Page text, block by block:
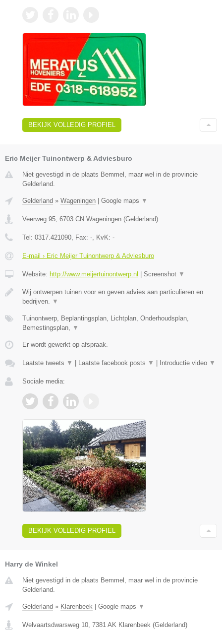
BEKIJK VOLLEDIG PROFIEL
Eric Meijer Tuinontwerp & Adviesburo
Niet gevestigd in de plaats Bemmel, maar wel in de provincie
Gelderland.
Gelderland » Wageningen Google maps ▼
Veerweg 95 6703 CN Wageningen (Gelderland)
Tel: 0317.421090 , Fax: - , KvK: -
E-mail › Eric Meijer Tuinontwerp & Adviesburo
Website: http://www.meijertuinontwerp.nl Screenshot ▼
Wij ontwerpen tuinen voor en geven advies aan particulieren en
bedrijven.
▼
Tuinontwerp, Beplantingsplan, Lichtplan, Onderhoudsplan,
Bemestingsplan,
▼
Er wordt gewerkt op afspraak.
Laatste tweets ▼ Laatste facebook posts ▼ Introductie video ▼
Sociale media:
BEKIJK VOLLEDIG PROFIEL
Harry de Winkel
Niet gevestigd in de plaats Bemmel, maar wel in de provincie
Gelderland.
Gelderland » Klarenbeek Google maps ▼
Welvaartsdwarsweg 10, 7381 AK Klarenbeek (Gelderland)